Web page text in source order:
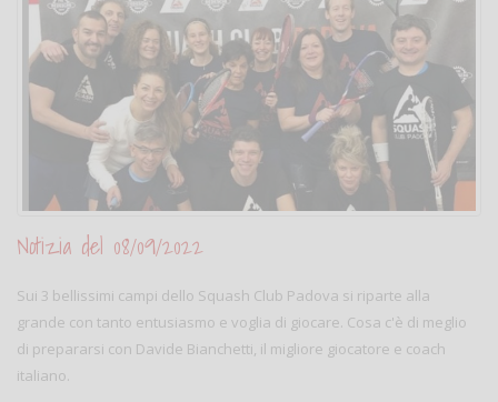
Notizia del 08/09/2022
Sui 3 bellissimi campi dello Squash Club Padova si riparte alla
grande con tanto entusiasmo e voglia di giocare. Cosa c'è di meglio
di prepararsi con Davide Bianchetti, il migliore giocatore e coach
italiano.